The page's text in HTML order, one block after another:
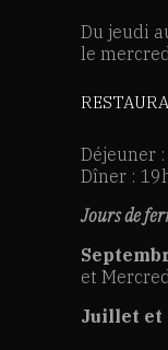
Du jeudi
le
Déjeuner
Dîner :
Jours de
et
Juillet et